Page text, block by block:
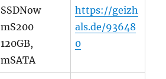
SSDNow
mS200
120GB,
mSATA
https://geizh
als.de/93648
0